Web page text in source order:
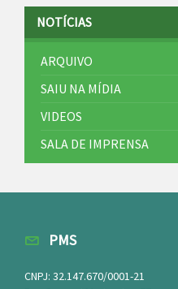
NOTÍCIAS
ARQUIVO
SAIU NA MÍDIA
VIDEOS
SALA DE IMPRENSA
PMS
CNPJ: 32.147.670/0001-21